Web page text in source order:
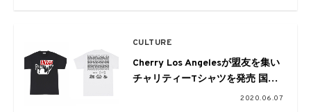
CULTURE
Cherry Los Angelesが盟友を集い
チャリティーTシャツを発売 国内
は6月9日午前4時に受付終了2020.06.07